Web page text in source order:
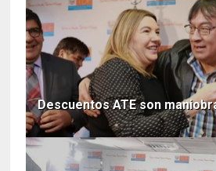
Descuentos ATE son